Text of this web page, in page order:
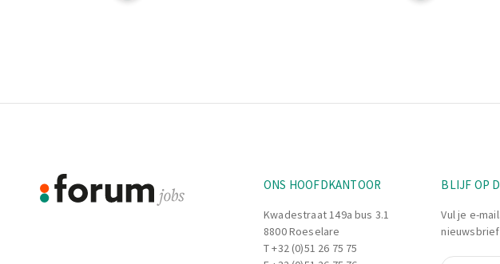
ONS HOOFDKANTOOR
Kwadestraat 149a bus 3.1
8800 Roeselare
T+32 (0)51 26 75 75
BLIJF OP
Vul je e-